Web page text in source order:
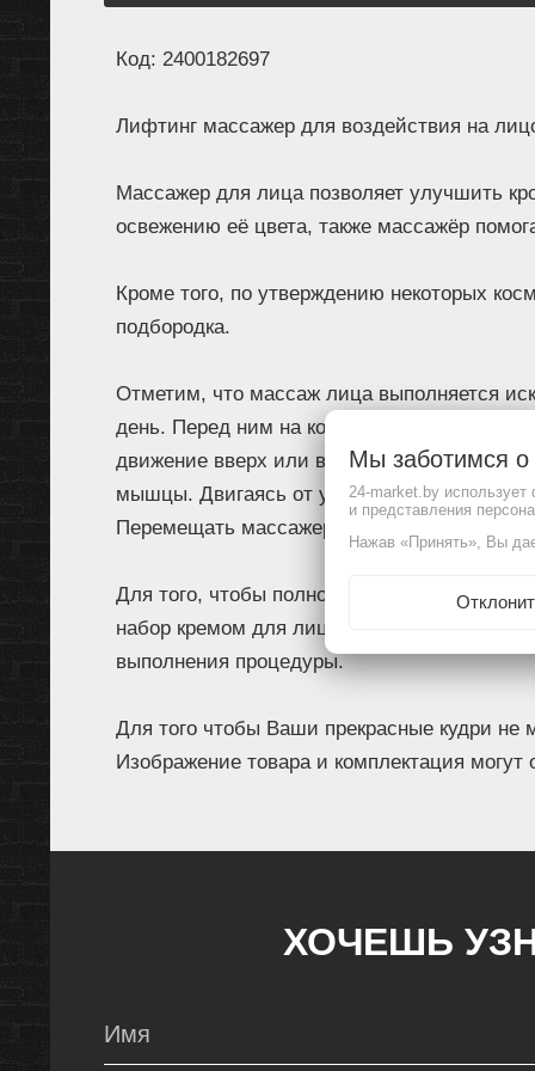
Код: 2400182697
Лифтинг массажер для воздействия на
Массажер для лица позволяет улучшить
освежению её цвета, также массажёр
Кроме того, по утверждению некоторых
подбородка.
Отметим, что массаж лица выполняется
день. Перед ним на кожу желательно
движение вверх или вниз, нужно на пару
мышцы. Двигаясь от уголков губ к вискам,
Перемещать массажер следует быстрее
Для того, чтобы полностью оценить
набор кремом для лица и гелем для кожи
выполнения процедуры.
Для того чтобы Ваши прекрасные кудри не
Изображение товара и комплектация могут
ХОЧЕШЬ
Мы заботимся
24-market.by
и представления
Нажав «Принять», Вы